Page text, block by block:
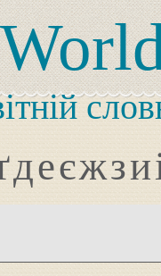
деєжзи